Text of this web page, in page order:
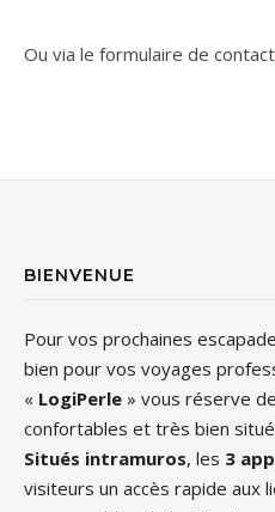
Ou via le formulaire de
BIENVENUE
Pour vos prochaines
bien pour vos voyages
« LogiPerle » vous réserve
confortables et très bien
Situés intramuros, les 3
visiteurs un accès rapide aux